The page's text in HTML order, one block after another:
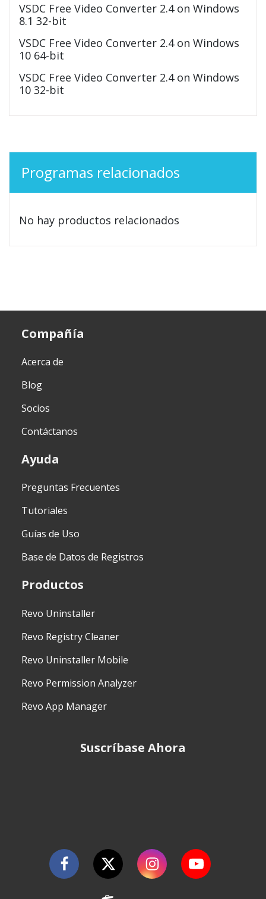
VSDC Free Video Converter 2.4 on Windows
8.1 32-bit
VSDC Free Video Converter 2.4 on Windows
10 64-bit
VSDC Free Video Converter 2.4 on Windows
10 32-bit
Programas relacionados
No hay productos relacionados
Compañía
Acerca de
Blog
Socios
Contáctanos
Ayuda
Preguntas Frecuentes
Tutoriales
Guías de Uso
Base de Datos de Registros
Productos
Revo Uninstaller
Revo Registry Cleaner
Revo Uninstaller Mobile
Revo Permission Analyzer
Revo App Manager
Suscríbase Ahora